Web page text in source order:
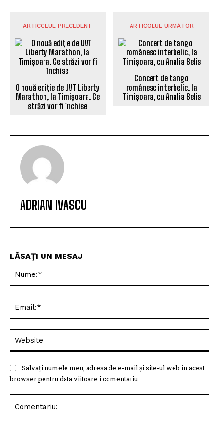
ARTICOLUL PRECEDENT
O nouă ediție de UVT Liberty
Marathon, la Timișoara. Ce
străzi vor fi închise
ARTICOLUL URMĂTOR
Concert de tango
românesc interbelic, la
Timișoara, cu Analia Selis
ADRIAN IVASCU
LĂSAȚI UN MESAJ
Salvați numele meu, adresa de e-mail și site-ul web în acest
browser pentru data viitoare i comentariu.